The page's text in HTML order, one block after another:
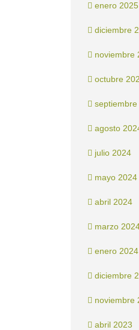
enero 2025
diciembre
noviembre
octubre
agosto
julio 2024
mayo 2024
abril 2024
marzo
enero 2024
diciembre
noviembre
abril 2023